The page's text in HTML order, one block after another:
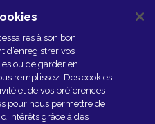
PRESSE
à son bon
d’enregistrer vos
ou de garder en
remplissez. Des cookies
et de vos préférences
pour nous permettre de
grâce à des